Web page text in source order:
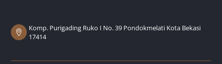
Komp. Purigading Ruko I No. 39 Pondokmelati Kota Bekasi
17414